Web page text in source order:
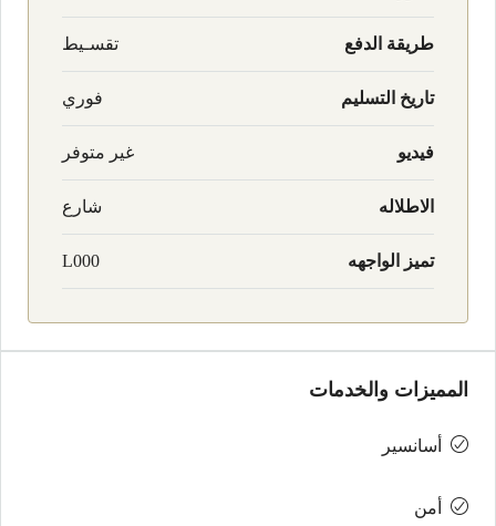
طريقة الدفع تقسـيط
تاريخ التسليم فوري
فيديو غير متوفر
الاطلاله شارع
تميز الواجهه L000
المميزات والخدمات
أسانسير
أمن